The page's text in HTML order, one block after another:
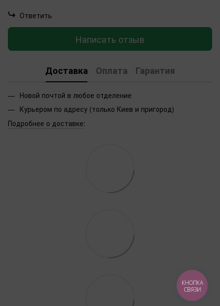
Ответить
Написать отзыв
Доставка Оплата Гарантия
Новой почтой в любое отделение
Курьером по адресу (только Киев и пригород)
Подробнее о доставке:
КНОПКА
СВЯЗИ